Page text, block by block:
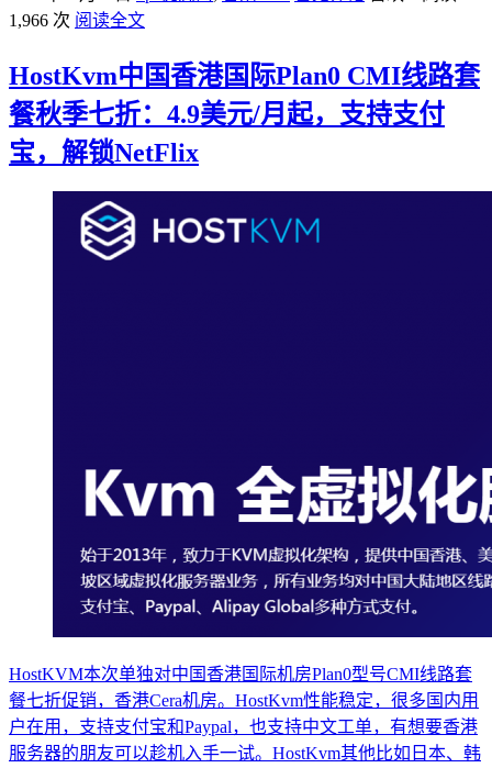
1,966 次 阅读全文
HostKvm中国香港国际Plan0 CMI线路套
餐秋季七折：4.9美元/月起，支持支付
宝，解锁NetFlix
HostKVM本次单独对中国香港国际机房Plan0型号CMI线路套
餐七折促销，香港Cera机房。HostKvm性能稳定，很多国内用
户在用，支持支付宝和Paypal，也支持中文工单，有想要香港
服务器的朋友可以趁机入手一试。HostKvm其他比如日本、韩